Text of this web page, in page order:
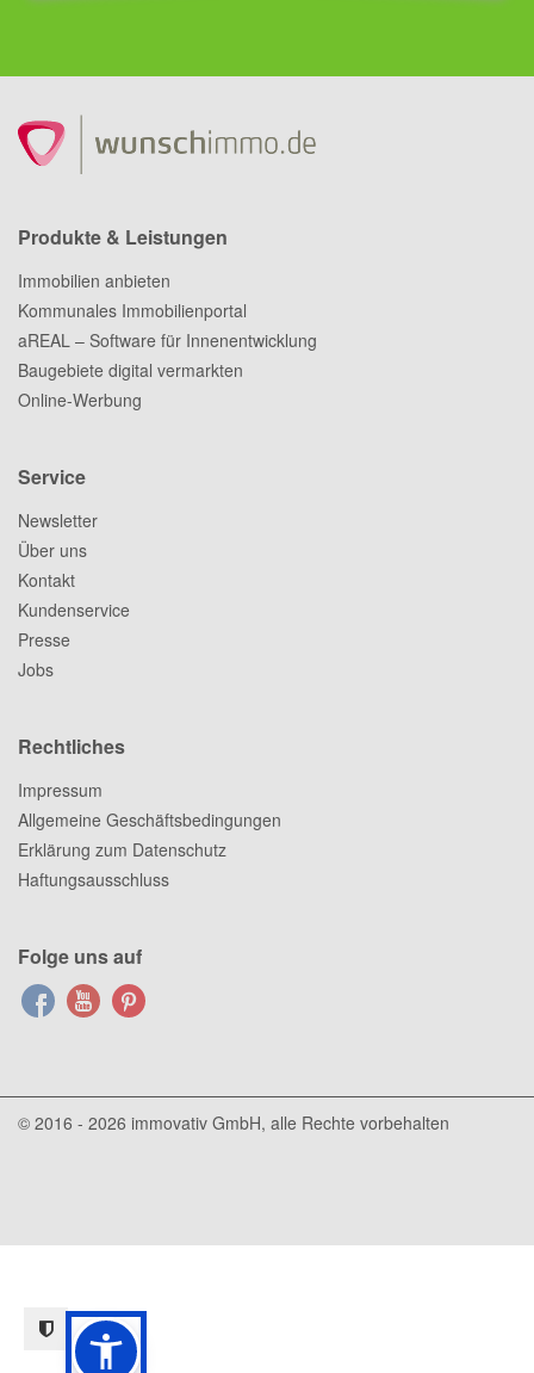
Produkte & Leistungen
Immobilien anbieten
Kommunales Immobilienportal
aREAL – Software für Innenentwicklung
Baugebiete digital vermarkten
Online-Werbung
Service
Newsletter
Über uns
Kontakt
Kundenservice
Presse
Jobs
Rechtliches
Impressum
Allgemeine Geschäftsbedingungen
Erklärung zum Datenschutz
Haftungsausschluss
Folge uns auf
© 2016 - 2026 immovativ GmbH, alle Rechte vorbehalten